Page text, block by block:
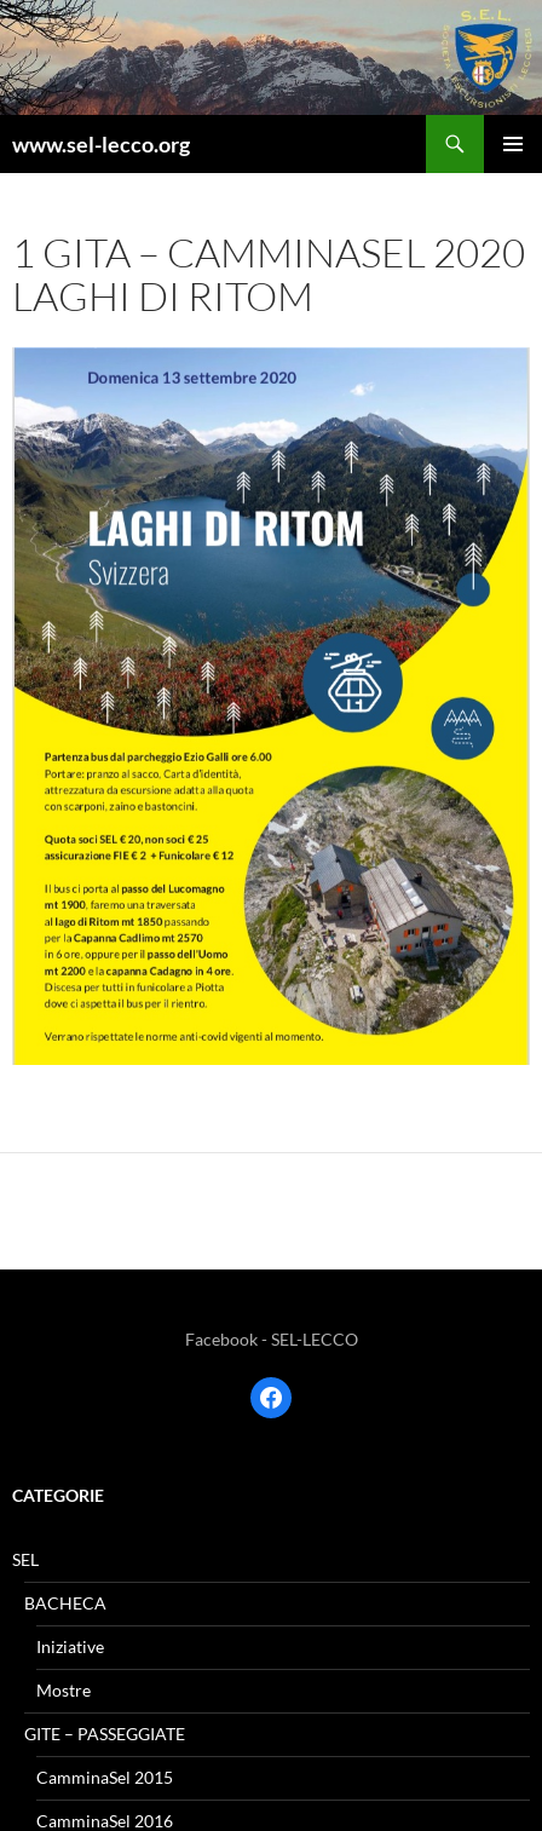
Vai
al
contenuto
www.sel-lecco.org
1 GITA – CAMMINASEL 2020
LAGHI DI RITOM
Facebook - SEL-LECCO
facebook
CATEGORIE
SEL
BACHECA
Iniziative
Mostre
GITE – PASSEGGIATE
CamminaSel 2015
CamminaSel 2016